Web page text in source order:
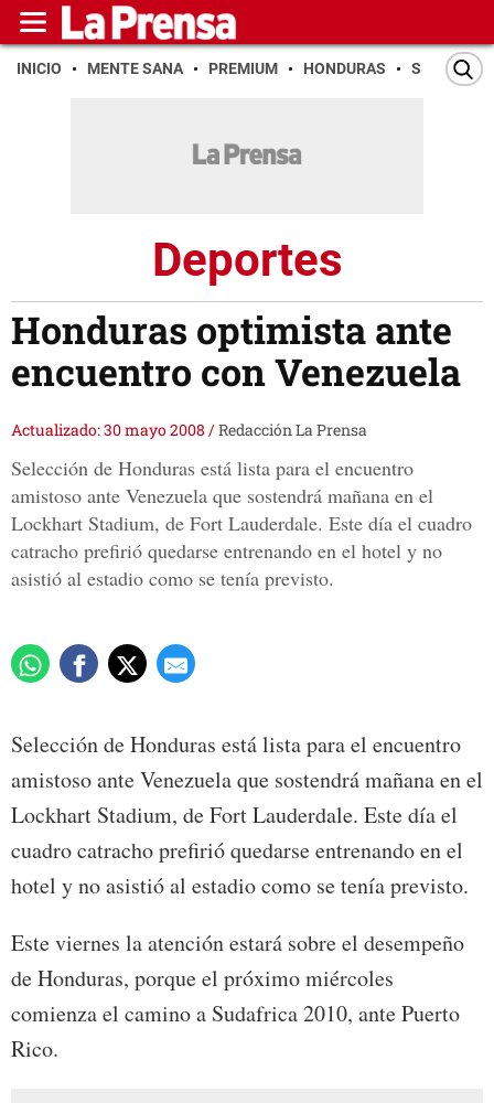
INICIO MENTE SANA PREMIUM HONDURAS SAN PEDRO
Deportes
Honduras optimista ante
encuentro con Venezuela
Actualizado: 30 mayo 2008 /Redacción La Prensa
Selección de Honduras está lista para el encuentro
amistoso ante Venezuela que sostendrá mañana en el
Lockhart Stadium, de Fort Lauderdale. Este día el cuadro
catracho prefirió quedarse entrenando en el hotel y no
asistió al estadio como se tenía previsto.
Selección de Honduras está lista para el encuentro
amistoso ante Venezuela que sostendrá mañana en el
Lockhart Stadium, de Fort Lauderdale. Este día el
cuadro catracho prefirió quedarse entrenando en el
hotel y no asistió al estadio como se tenía previsto.
Este viernes la atención estará sobre el desempeño
de Honduras, porque el próximo miércoles
comienza el camino a Sudafrica 2010, ante Puerto
Rico.